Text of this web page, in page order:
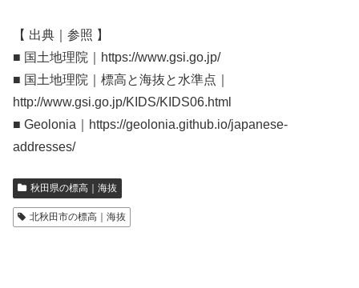
【 出典｜参照 】
■ 国土地理院｜https://www.gsi.go.jp/
■ 国土地理院｜標高と海抜と水準点｜
http://www.gsi.go.jp/KIDS/KIDS06.html
■ Geolonia｜https://geolonia.github.io/japanese-
addresses/
秋田県の標高｜海抜
北秋田市の標高｜海抜